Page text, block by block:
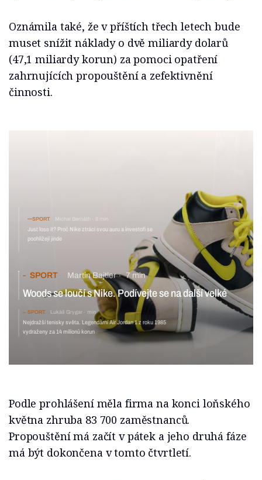
Oznámila také, že v příštích třech letech bude
muset snížit náklady o dvě miliardy dolarů
(47,1 miliardy korun) za pomoci opatření
zahrnujících propouštění a zefektivnění
činnosti.
Just lose it? Proč Nike ztrácí svou auru a investoři se
poohlížejí jinde
7 min
Woods se loučí s Nike. Podívejte se na další velké
smlouvy značek se sportovci
SPORT Lukáš Grygar min
Nejdražší tenisky světa. Legendární Air Jordan 1 z roku 1985
vydraženy za 14 milionů korun
Podle prohlášení měla firma na konci loňského
května zhruba 83 700 zaměstnanců.
Propouštění má začít v pátek a jeho druhá fáze
má být dokončena v tomto čtvrtletí.